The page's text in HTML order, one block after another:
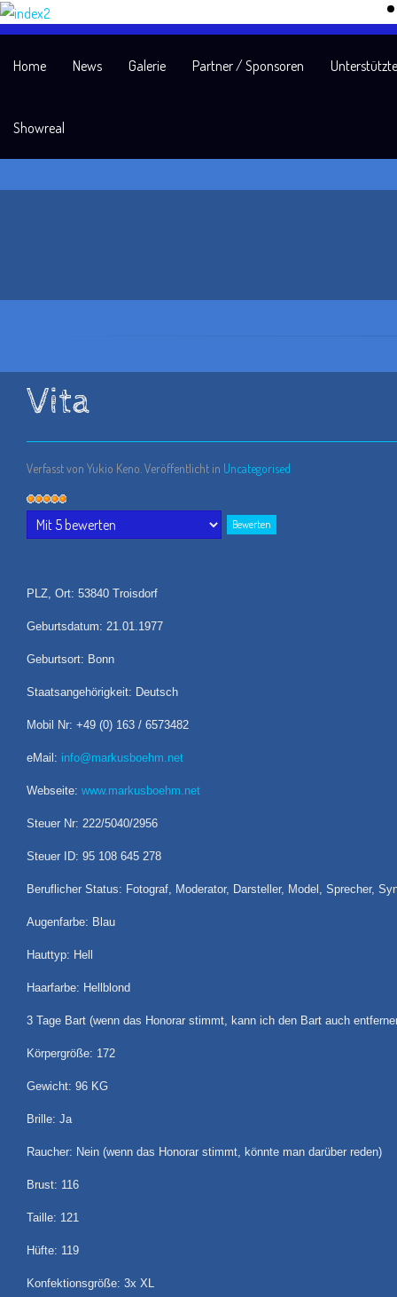
Home News Galerie Partner / Sponsoren
Showreal
Vita
Verfasst von Yukio Keno. Veröffentlicht in Uncategorised
Bewertung:
Bitte
PLZ, Ort: 53840 Troisdorf
Geburtsdatum: 21.01.1977
Geburtsort: Bonn
Staatsangehörigkeit: Deutsch
Mobil Nr: +49 (0) 163 / 6573482
eMail: info@markusboehm.net
Webseite: www.markusboehm.net
Steuer Nr: 222/5040/2956
Steuer ID: 95 108 645 278
Beruflicher Status: Fotograf, Moderator, Darsteller, Model, Sprecher,
Augenfarbe: Blau
Hauttyp: Hell
Haarfarbe: Hellblond
3 Tage Bart (wenn das Honorar stimmt, kann ich den Bart auch
Körpergröße: 172
Gewicht: 96 KG
Brille: Ja
Raucher: Nein (wenn das Honorar stimmt, könnte man darüber reden)
Brust: 116
Taille: 121
Hüfte: 119
Konfektionsgröße: 3x XL